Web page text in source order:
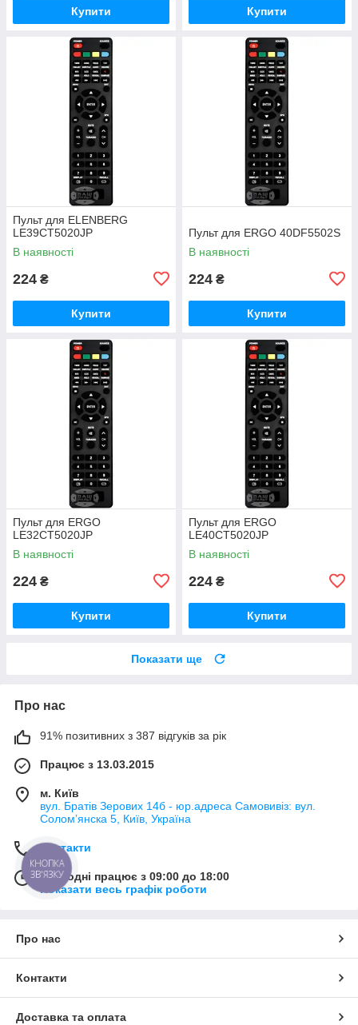
Купити Купити
Пульт для ELENBERG
LE39CT5020JP
В наявності
224 ₴
Купити
Пульт для ERGO 40DF5502S
В наявності
224 ₴
Купити
Пульт для ERGO
LE32CT5020JP
В наявності
224 ₴
Купити
Пульт для ERGO
LE40CT5020JP
В наявності
224 ₴
Купити
Показати ще
Про нас
91% позитивних з 387 відгуків за рік
Працює з 13.03.2015
м. Київ
вул. Братів Зерових 14б - юр.адреса Самовивіз: вул.
Соломʼянска 5, Київ, Україна
Контакти
Сьогодні працює з 09:00 до 18:00
Показати весь графік роботи
Про нас
Контакти
Доставка та оплата
КНОПКА
ЗВ'ЯЗКУ